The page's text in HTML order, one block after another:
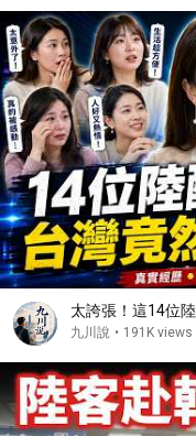
太誇張！這14位
九川說 • 191K views